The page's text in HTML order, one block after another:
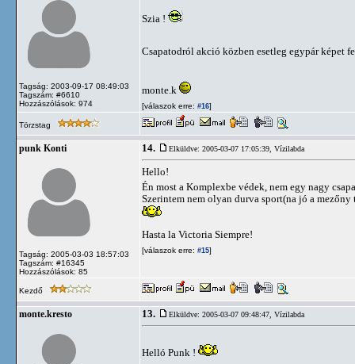
Tagság: 2003-09-17 08:49:03
Tagszám: #6610
Hozzászólások: 974
Szia !
Csapatodról akció közben esetleg egypár képet
monte.k
[válaszok erre: #16]
Törzstag
punk Konti
Tagság: 2005-03-03 18:57:03
Tagszám: #16345
Hozzászólások: 85
14. Elküldve: 2005-03-07 17:05:39, Vízilabda
Hello!
Én most a Komplexbe védek, nem egy nagy
Szerintem nem olyan durva sport(na jó a
Hasta la Victoria Siempre!
[válaszok erre: #15]
Kezdő
monte.kresto 13. Elküldve: 2005-03-07 09:48:47, Vízilabda
Helló Punk !